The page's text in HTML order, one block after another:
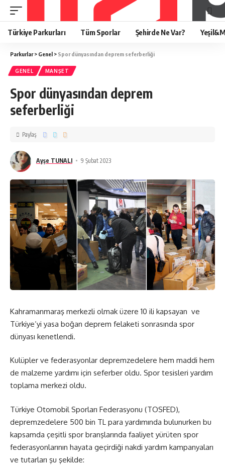
Türkiye Parkurları Tüm Sporlar Şehirde Ne Var?
Parkurlar> Genel > Spor dünyasından deprem seferberliği
GENEL MANŞET
Spor dünyasından deprem
seferberliği
Ayşe TUNALI 9 Şubat 2023
Paylaş
Kahramanmaraş merkezli olmak üzere 10 ili kapsayan ve
Türkiye’yi yasa boğan deprem felaketi sonrasında spor
dünyası kenetlendi.
Kulüpler ve federasyonlar depremzedelere hem maddi hem
de malzeme yardımı için seferber oldu. Spor tesisleri yardım
toplama merkezi oldu.
Türkiye Otomobil Sporları Federasyonu (TOSFED),
depremzedelere 500 bin TL para yardımında bulunurken bu
kapsamda çeşitli spor branşlarında faaliyet yürüten spor
federasyonlarının hayata geçirdiği nakdi yardım kampanyaları
ve tutarları şu şekilde: